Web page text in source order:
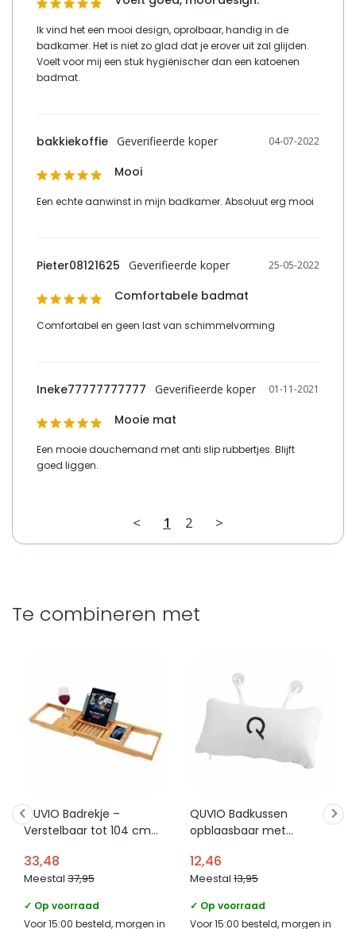
Ik vind het een mooi design, oprolbaar, handig in de
badkamer. Het is niet zo glad dat je erover uit zal glijden.
Voelt voor mij een stuk hygiënischer dan een katoenen
badmat.
04-07-2022
bakkiekoffie
Mooi
Een echte aanwinst in mijn badkamer. Absoluut erg mooi
25-05-2022
Pieter08121625
Comfortabele badmat
Comfortabel en geen last van schimmelvorming
01-11-2021
Ineke77777777777
Mooie mat
Een mooie douchemand met anti slip rubbertjes. Blijft
goed liggen.
< 1 2 >
Te combineren met
QUVIO Badrekje –
Verstelbaar tot 104 cm
33,48
Meestal 37,95
✓ Op voorraad
Voor 15:00 besteld, morgen in
QUVIO Badkussen
opblaasbaar met
12,46
Meestal 13,95
✓ Op voorraad
Voor 15:00 besteld, morgen in